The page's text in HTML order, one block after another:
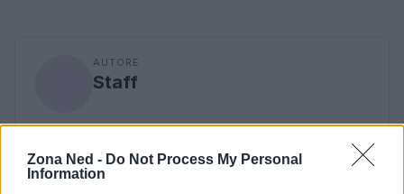
Zona Ned - Do Not Process My Personal
Information
AUTORE
Staff